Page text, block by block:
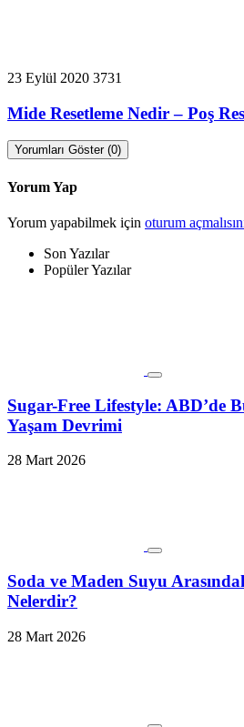
23 Eylül 2020 3731
Mide Resetleme Nedir – Poş
Yorumları Göster (0)
Yorum Yap
Yorum yapabilmek için oturum
Son Yazılar
Popüler Yazılar
Sugar-Free Lifestyle: ABD’de
Yaşam Devrimi
28 Mart 2026
Soda ve Maden Suyu
Nelerdir?
28 Mart 2026